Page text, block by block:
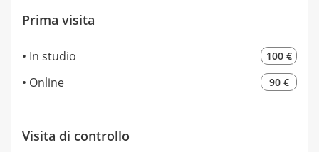
Prima visita
In studio 100 €
Online 90 €
Visita di controllo